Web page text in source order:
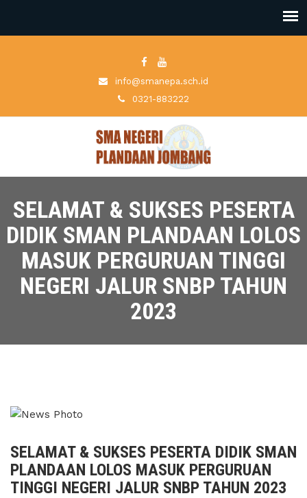
info@smanepa.sch.id
0321-883222
SELAMAT & SUKSES PESERTA
DIDIK SMAN PLANDAAN LOLOS
MASUK PERGURUAN TINGGI
NEGERI JALUR SNBP TAHUN
2023
SELAMAT & SUKSES PESERTA DIDIK SMAN
PLANDAAN LOLOS MASUK PERGURUAN
TINGGI NEGERI JALUR SNBP TAHUN 2023